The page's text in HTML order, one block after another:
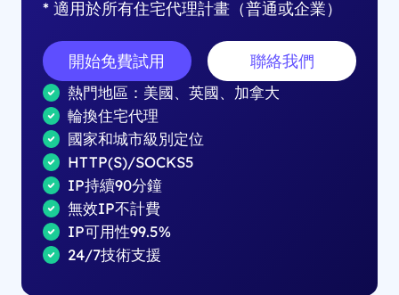
* 適用於所有住宅代理計畫（普通或企業）
開始免費試用 聯絡我們
熱門地區：美國、英國、加拿大
輪換住宅代理
國家和城市級別定位
HTTP(S)/SOCKS5
IP持續90分鐘
無效IP不計費
IP可用性99.5%
24/7技術支援